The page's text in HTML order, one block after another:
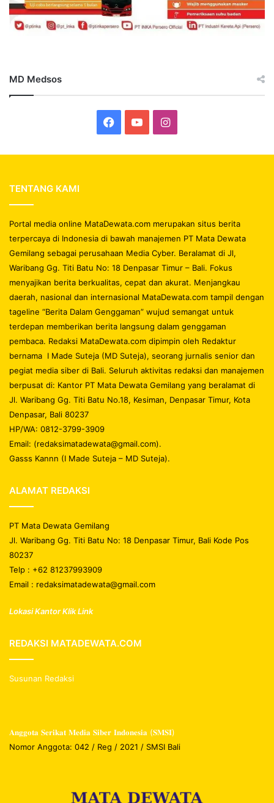
MD Medsos
Facebook
YouTubeInstagram
TENTANG KAMI
Portal media online MataDewata.com merupakan situs berita
terpercaya di Indonesia di bawah manajemen PT Mata Dewata
Gemilang sebagai perusahaan Media Cyber. Beralamat di Jl,
Waribang Gg. Titi Batu No: 18 Denpasar Timur – Bali. Fokus
menyajikan berita berkualitas, cepat dan akurat. Menjangkau
daerah, nasional dan internasional MataDewata.com tampil dengan
tageline “Berita Dalam Genggaman” wujud semangat untuk
terdepan memberikan berita langsung dalam genggaman
pembaca. Redaksi MataDewata.com dipimpin oleh Redaktur
bernama I Made Suteja (MD Suteja), seorang jurnalis senior dan
pegiat media siber di Bali. Seluruh aktivitas redaksi dan manajemen
berpusat di: Kantor PT Mata Dewata Gemilang yang beralamat di
Jl. Waribang Gg. Titi Batu No.18, Kesiman, Denpasar Timur, Kota
Denpasar, Bali 80237
HP/WA: 0812-3799-3909
Email: (redaksimatadewata@gmail.com).
Gasss Kannn (I Made Suteja – MD Suteja).
ALAMAT REDAKSI
PT Mata Dewata Gemilang
Jl. Waribang Gg. Titi Batu No: 18 Denpasar Timur, Bali Kode Pos
80237
Telp : +62 81237993909
Email : redaksimatadewata@gmail.com
Lokasi Kantor Klik Link
REDAKSI MATADEWATA.COM
Susunan Redaksi
𝐀𝐧𝐠𝐠𝐨𝐭𝐚 𝐒𝐞𝐫𝐢𝐤𝐚𝐭 𝐌𝐞𝐝𝐢𝐚 𝐒𝐢𝐛𝐞𝐫 𝐈𝐧𝐝𝐨𝐧𝐞𝐬𝐢𝐚 (𝐒𝐌𝐒𝐈)
Nomor Anggota: 042 / Reg / 2021 / SMSI Bali